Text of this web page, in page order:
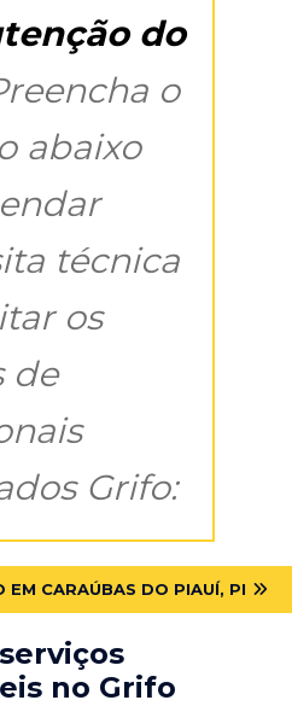
do
o
abaixo
técnica
os
de
Grifo:
EM CARAÚBAS DO PIAUÍ, PI
no Grifo